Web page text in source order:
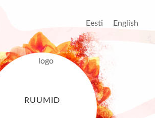
Eesti English
RUUMID